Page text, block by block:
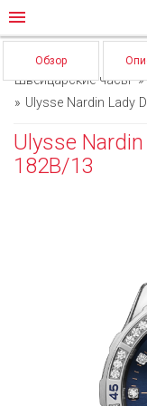
menu
Обзор
Швейцарские часы
Ulysse Nardin Lady
Ulysse
182B/13